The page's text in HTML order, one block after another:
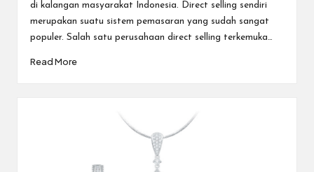
di kalangan masyarakat Indonesia. Direct selling sendiri
merupakan suatu sistem pemasaran yang sudah sangat
populer. Salah satu perusahaan direct selling terkemuka…
Read More